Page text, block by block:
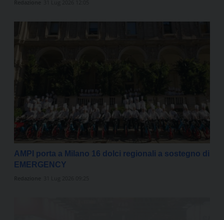
AMPI porta a Milano 16 dolci regionali a sostegno di
EMERGENCY